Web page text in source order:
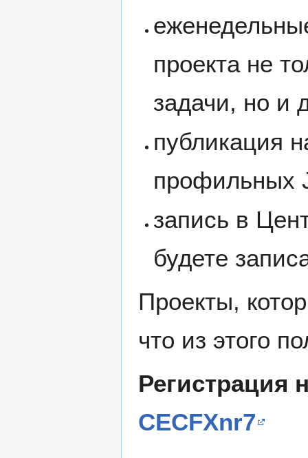
проекта не
задачи, но и
публикация
профильных
запись в
будете
Проекты,
что из этого
Регистрация
CECFXnr7